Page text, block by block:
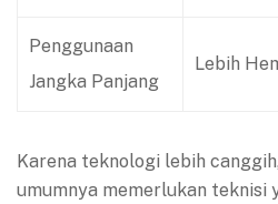
Penggunaan
Jangka Panjang
Lebih
Karena teknologi lebih
umumnya memerlukan teknisi